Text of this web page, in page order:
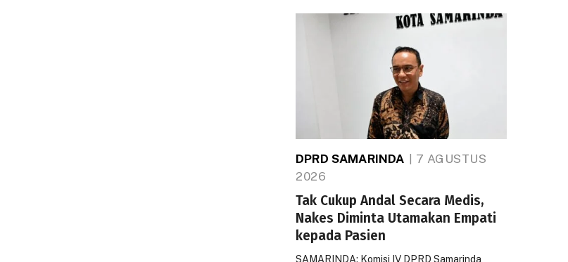
DPRD SAMARINDA
7 AGUSTUS
2026
Tak Cukup Andal Secara Medis,
Nakes Diminta Utamakan Empati
kepada Pasien
SAMARINDA: Komisi IV DPRD Samarinda